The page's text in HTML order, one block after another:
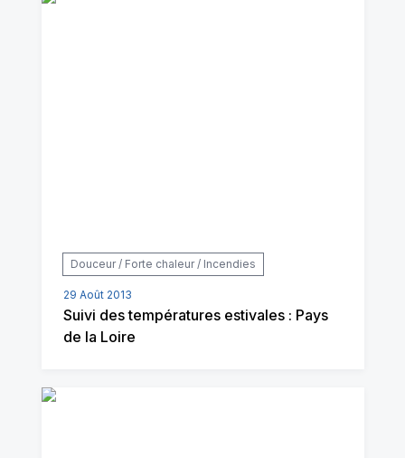
Douceur / Forte chaleur / Incendies
29 Août 2013
Suivi des températures estivales : Pays
de la Loire